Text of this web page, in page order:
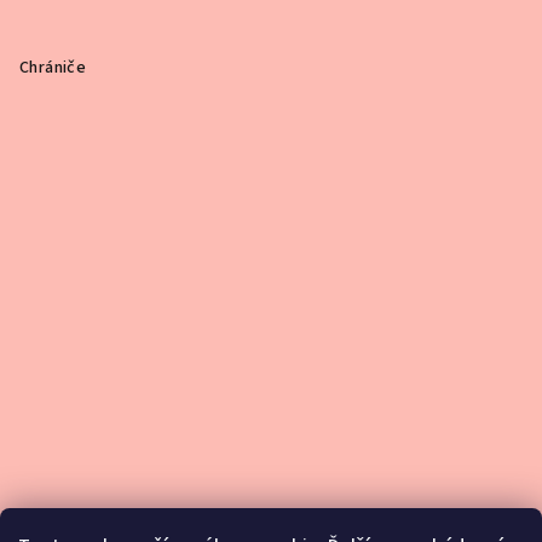
Chrániče